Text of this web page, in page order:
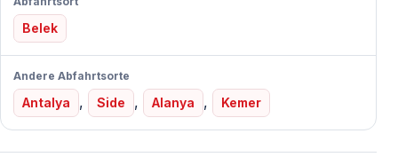
Anders als andere Abenteuertouren ist die Buggy
Safari ab Belek
—Kinder ab 6 Jahren
Keine Vorkenntnisseerforderlich
—Professionelle Guidesführen die gesamte Gruppe
—Moderate Geschwindigkeit— aufregend, aber
Belek
Andere Abfahrtsorte
Antalya , Side , Alanya , Kemer